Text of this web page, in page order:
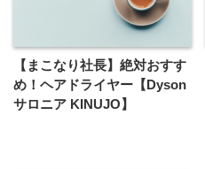
【まこなり社長】絶対おすす
め！ヘアドライヤー【Dyson
サロニア KINUJO】